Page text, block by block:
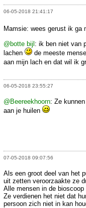
06-05-2018 21:41:17
Mamsie: wees gerust ik ga
@botte bijl : ik ben niet van
lachen
de meeste
aan mijn lach en dat wil ik
06-05-2018 23:55:27
@Beereekhoorn: Ze
aan je huilen
07-05-2018 09:07:56
Als een groot deel van het
uit zetten veroorzaakte ze
Alle mensen in de
Ze verdienen het niet dat
persoon zich niet in kan